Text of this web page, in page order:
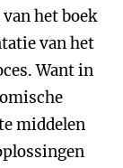
het boek
van het
Want in
middelen